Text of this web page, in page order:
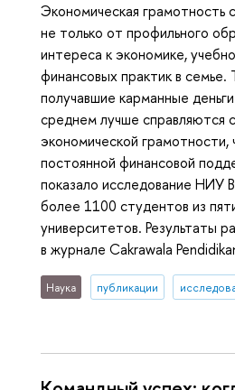
Экономическая грамотность
не только от профильного
интереса к экономике,
финансовых практик в семье.
получавшие карманные
среднем лучше справляются
экономической грамотности,
постоянной финансовой
показало исследование НИУ
более 1100 студентов из
университетов. Результаты
в журнале Cakrawala
Наука публикации